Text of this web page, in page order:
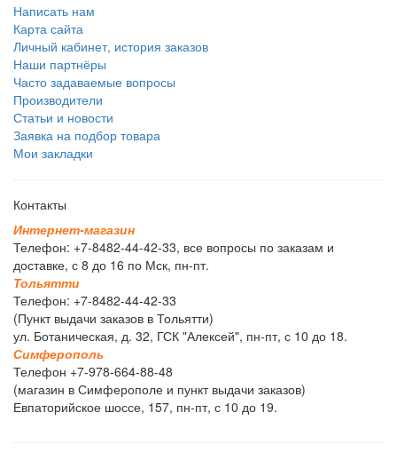
Написать нам
Карта сайта
Личный кабинет, история заказов
Наши партнёры
Часто задаваемые вопросы
Производители
Статьи и новости
Заявка на подбор товара
Мои закладки
Контакты
Интернет-магазин
Телефон: +7-8482-44-42-33, все вопросы по заказам и
доставке, с 8 до 16 по Мск, пн-пт.
Тольятти
Телефон: +7-8482-44-42-33
(Пункт выдачи заказов в Тольятти)
ул. Ботаническая, д. 32, ГСК "Алексей", пн-пт, с 10 до 18.
Симферополь
Телефон +7-978-664-88-48
(магазин в Симферополе и пункт выдачи заказов)
Евпаторийское шоссе, 157, пн-пт, с 10 до 19.